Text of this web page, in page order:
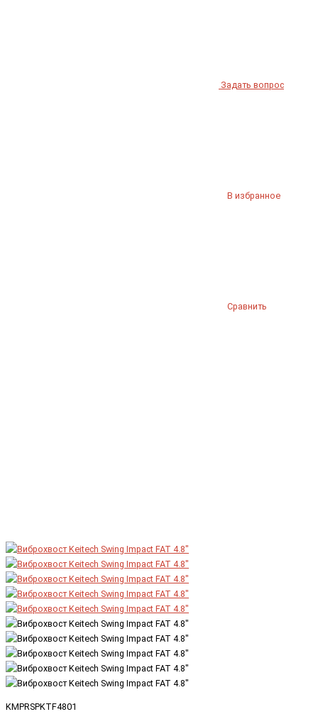
Задать вопрос
В избранное
Сравнить
KMPRSPKTF4801